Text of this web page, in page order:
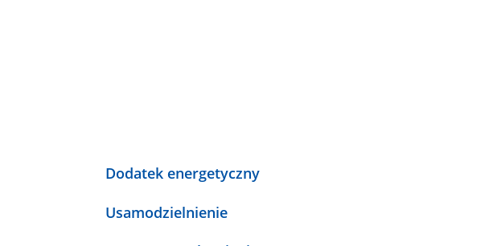
Dodatek energetyczny
Usamodzielnienie